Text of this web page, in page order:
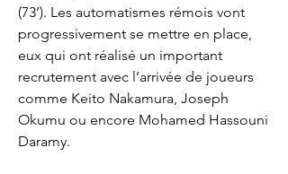
(73’). Les automatismes rémois vont
progressivement se mettre en place,
eux qui ont réalisé un important
recrutement avec l’arrivée de joueurs
comme Keito Nakamura, Joseph
Okumu ou encore Mohamed Hassouni
Daramy.